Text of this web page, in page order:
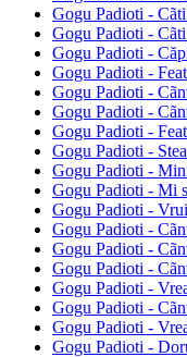
Gogu Padioti -
Gogu Padioti -
Gogu Padioti -
Gogu Padioti -
Gogu Padioti -
Gogu Padioti -
Gogu Padioti -
Gogu Padioti -
Gogu Padioti -
Gogu Padioti - Mi
Gogu Padioti -
Gogu Padioti -
Gogu Padioti -
Gogu Padioti -
Gogu Padioti -
Gogu Padioti -
Gogu Padioti -
Gogu Padioti -